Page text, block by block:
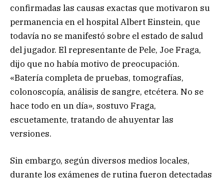
confirmadas las causas exactas que motivaron su
permanencia en el hospital Albert Einstein, que
todavía no se manifestó sobre el estado de salud
del jugador. El representante de Pele, Joe Fraga,
dijo que no había motivo de preocupación.
«Batería completa de pruebas, tomografías,
colonoscopía, análisis de sangre, etcétera. No se
hace todo en un día», sostuvo Fraga,
escuetamente, tratando de ahuyentar las
versiones.
Sin embargo, según diversos medios locales,
durante los exámenes de rutina fueron detectadas